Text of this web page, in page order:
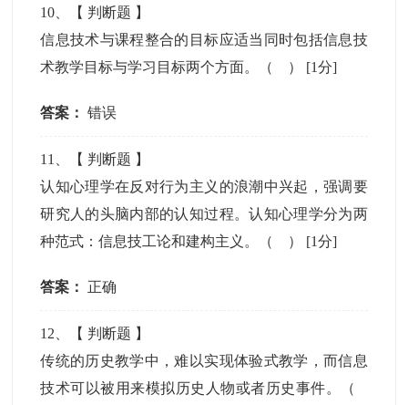
10 、【 判断题 】
信息技术与课程整合的目标应适当同时包括信息技
术教学目标与学习目标两个方面。（ ） [1分]
答案： 错误
11 、【 判断题 】
认知心理学在反对行为主义的浪潮中兴起，强调要
研究人的头脑内部的认知过程。认知心理学分为两
种范式：信息技工论和建构主义。（ ） [1分]
答案： 正确
12 、【 判断题 】
传统的历史教学中，难以实现体验式教学，而信息
技术可以被用来模拟历史人物或者历史事件。（